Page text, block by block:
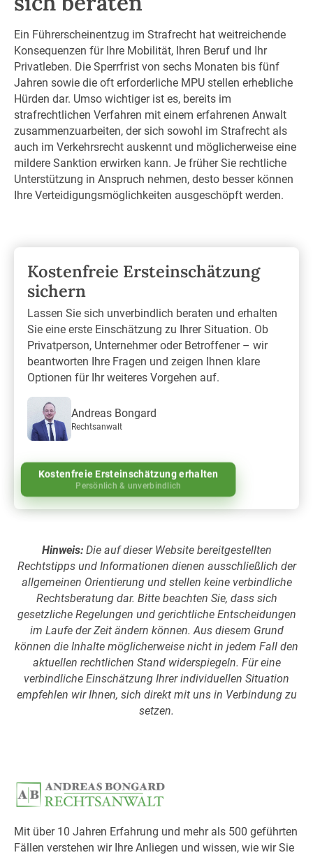
Ein Führerscheinentzug im Strafrecht hat weitreichende
Konsequenzen für Ihre Mobilität, Ihren Beruf und Ihr
Privatleben. Die Sperrfrist von sechs Monaten bis fünf
Jahren sowie die oft erforderliche MPU stellen erhebliche
Hürden dar. Umso wichtiger ist es, bereits im
strafrechtlichen Verfahren mit einem erfahrenen Anwalt
zusammenzuarbeiten, der sich sowohl im Strafrecht als
auch im Verkehrsrecht auskennt und möglicherweise eine
mildere Sanktion erwirken kann. Je früher Sie rechtliche
Unterstützung in Anspruch nehmen, desto besser können
Ihre Verteidigungsmöglichkeiten ausgeschöpft werden.
Kostenfreie Ersteinschätzung
sichern
Lassen Sie sich unverbindlich beraten und erhalten
Sie eine erste Einschätzung zu Ihrer Situation. Ob
Privatperson, Unternehmer oder Betroffener – wir
beantworten Ihre Fragen und zeigen Ihnen klare
Optionen für Ihr weiteres Vorgehen auf.
Andreas Bongard
Rechtsanwalt
Kostenfreie Ersteinschätzung erhalten
Persönlich & unverbindlich
Hinweis:Die auf dieser Website bereitgestellten
Rechtstipps und Informationen dienen ausschließlich der
allgemeinen Orientierung und stellen keine verbindliche
Rechtsberatung dar. Bitte beachten Sie, dass sich
gesetzliche Regelungen und gerichtliche Entscheidungen
im Laufe der Zeit ändern können. Aus diesem Grund
können die Inhalte möglicherweise nicht in jedem Fall den
aktuellen rechtlichen Stand widerspiegeln. Für eine
verbindliche Einschätzung Ihrer individuellen Situation
empfehlen wir Ihnen, sich direkt mit uns in Verbindung zu
setzen.
Mit über 10 Jahren Erfahrung und mehr als 500 geführten
Fällen verstehen wir Ihre Anliegen und wissen, wie wir Sie